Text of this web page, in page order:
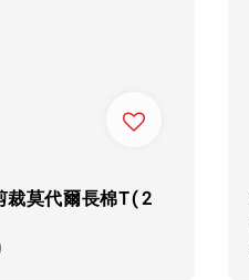
裁莫代爾長棉T(2